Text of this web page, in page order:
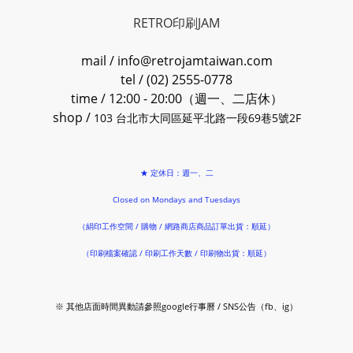
RETRO印刷JAM
mail / info@retrojamtaiwan.com
tel / (02) 2555-0778
time / 12:00 - 20:00（週一、二店休）
shop / 103 台北市大同區延平北路一段69巷5號2F
★ 定休日：週一、二
Closed on Mondays and Tuesdays
（絹印工作空間 / 購物 / 網路商店商品訂單出貨：順延）
（印刷檔案確認 / 印刷工作天數 / 印刷物出貨：順延）
※ 其他店面時間異動請參照google行事曆 / SNS公告（fb、ig）